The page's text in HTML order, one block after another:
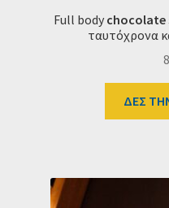
Full bodychocolate
ταυτόχρονα
ΔΕΣ